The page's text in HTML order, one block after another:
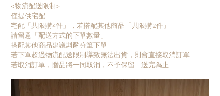
<物流配送限制>
僅提供宅配
宅配「共限購4件」，若搭配其他商品「共限購2件」
請留意「配送方式的下單數量」
搭配其他商品建議斟酌分筆下單
若下單超過物流配送限制導致無法出貨，則會直接取消訂單
若取消訂單，贈品將一同取消，不予保留，送完為止